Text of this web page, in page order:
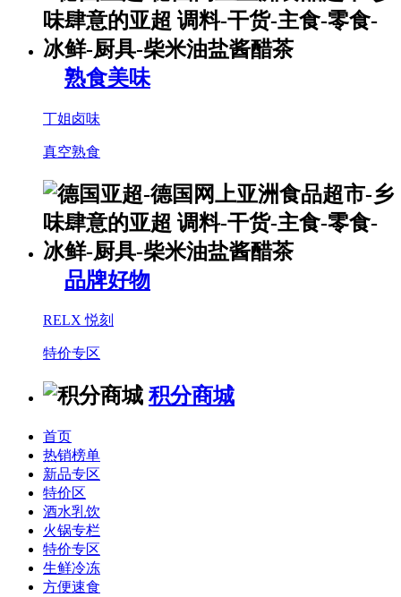
熟食美味
丁姐卤味
真空熟食
品牌好物
RELX 悦刻
特价专区
积分商城
首页
热销榜单
新品专区
特价区
酒水乳饮
火锅专栏
特价专区
生鲜冷冻
方便速食